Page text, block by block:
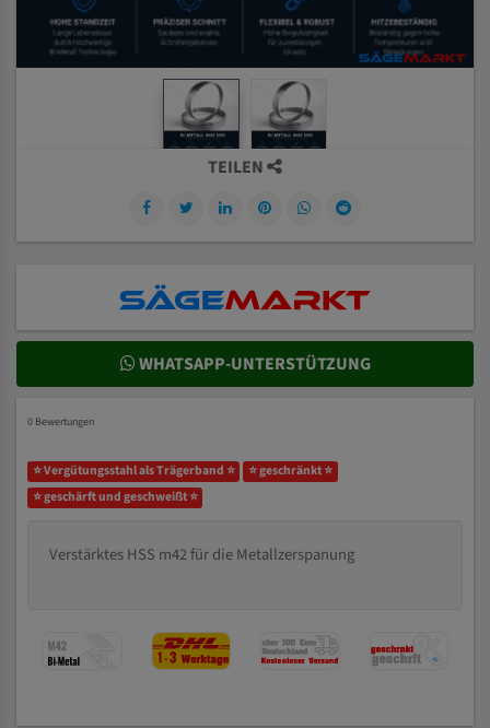
TEILEN
WHATSAPP-UNTERSTÜTZUNG
0 Bewertungen
⭐ Vergütungsstahl als Trägerband ⭐
⭐ geschränkt ⭐
⭐ geschärft und geschweißt ⭐
Verstärktes HSS m42 für die Metallzerspanung